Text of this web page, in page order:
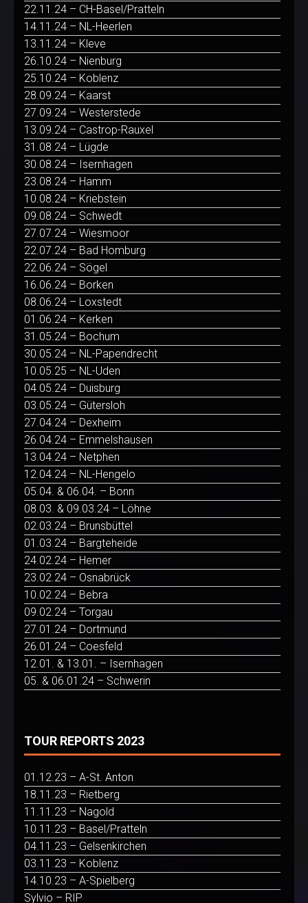
22.11.24 – CH-Basel/Pratteln
14.11.24 – NL-Heerlen
13.11.24 – Kleve
26.10.24 – Nienburg
25.10.24 – Koblenz
28.09.24 – Kaarst
27.09.24 – Westerstede
13.09.24 – Castrop-Rauxel
31.08.24 – Lügde
30.08.24 – Isernhagen
23.08.24 – Hamm
10.08.24 – Kriebstein
09.08.24 – Schwedt
27.07.24 – Wiesmoor
22.07.24 – Bad Homburg
22.06.24 – Sögel
16.06.24 – Borken
08.06.24 – Loxstedt
01.06.24 – Kerken
31.05.24 – Bochum
30.05.24 – NL-Papendrecht
10.05.25 – NL-Uden
04.05.24 – Duisburg
03.05.24 – Gütersloh
27.04.24 – Dexheim
26.04.24 – Emmelshausen
13.04.24 – Netphen
12.04.24 – NL-Hengelo
05.04. & 06.04. – Bonn
08.03. & 09.03.24 – Löhne
02.03.24 – Brunsbüttel
01.03.24 – Bargteheide
24.02.24 – Hemer
23.02.24 – Osnabrück
10.02.24 – Bebra
09.02.24 – Torgau
27.01.24 – Dortmund
26.01.24 – Coesfeld
12.01. & 13.01. – Isernhagen
05. & 06.01.24 – Schwerin
TOUR REPORTS 2023
01.12.23 – A-St. Anton
18.11.23 – Rietberg
11.11.23 – Nagold
10.11.23 – Basel/Pratteln
04.11.23 – Gelsenkirchen
03.11.23 – Koblenz
14.10.23 – A-Spielberg
Sylvio – RIP